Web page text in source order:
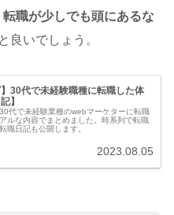
転職が少しでも頭にあるな
良いでしょう。
】30代で未経験職種に転職した体
】
30代で未経験業種のwebマーケターに転職
ルな内容でまとめました。時系列で転職
職日記も公開します。
2023.08.05